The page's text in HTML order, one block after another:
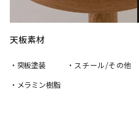
天板素材
・突板塗装
・メラミン樹脂
・スチール/その他